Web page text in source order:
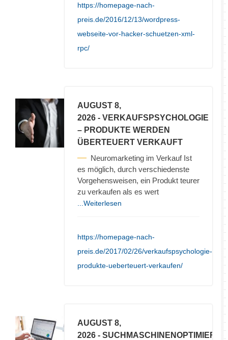
https://homepage-nach-
preis.de/2016/12/13/wordpress-
webseite-vor-hacker-schuetzen-xml-
rpc/
AUGUST 8,
2026 - VERKAUFSPSYCHOLOGIE
– PRODUKTE WERDEN
ÜBERTEUERT VERKAUFT
Neuromarketing im Verkauf Ist
es möglich, durch verschiedenste
Vorgehensweisen, ein Produkt teurer
zu verkaufen als es wert
...Weiterlesen
https://homepage-nach-
preis.de/2017/02/26/verkaufspsychologie-
produkte-ueberteuert-verkaufen/
AUGUST 8,
2026 -